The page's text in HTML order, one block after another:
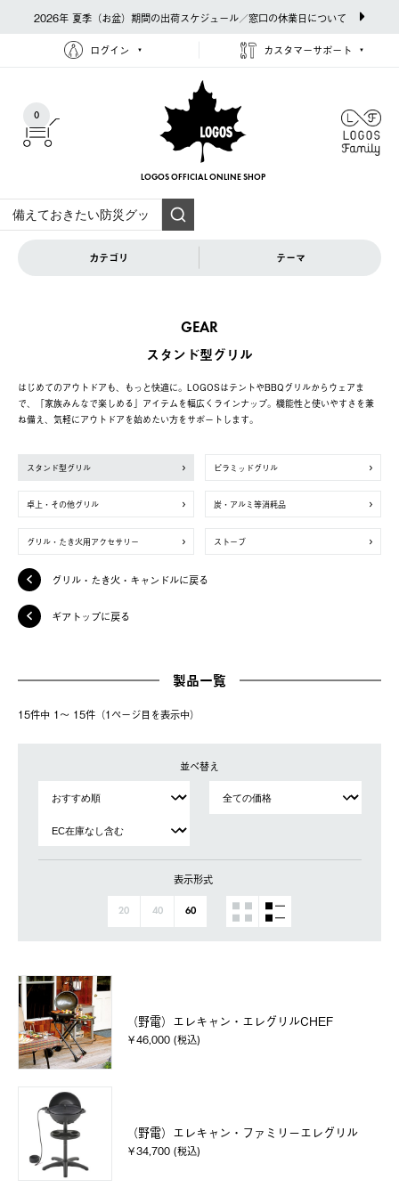
2026年 夏季（お盆）期間の出荷スケジュール／窓口の休業日について
ログイン カスタマーサポート
0
LOGOS OFFICIAL ONLINE SHOP
カテゴリ テーマ
GEAR
スタンド型グリル
はじめてのアウトドアも、もっと快適に。LOGOSはテントやBBQグリルからウェアま
で、「家族みんなで楽しめる」アイテムを幅広くラインナップ。機能性と使いやすさを兼
ね備え、気軽にアウトドアを始めたい方をサポートします。
スタンド型グリル ピラミッドグリル
卓上・その他グリル 炭・アルミ等消耗品
グリル・たき火用アクセサリー ストーブ
グリル・たき火・キャンドルに戻る
ギアトップに戻る
製品一覧
15件中 1〜 15件（1ページ⽬を表⽰中）
並べ替え
表示形式
20 40 60
（野電）エレキャン・エレグリルCHEF
￥46,000 (税込)
（野電）エレキャン・ファミリーエレグリル
￥34,700 (税込)